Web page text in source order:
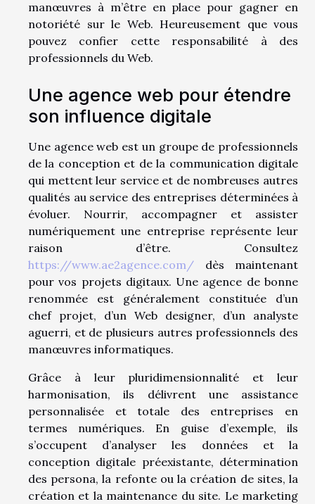
manœuvres à m’être en place pour gagner en
notoriété sur le Web. Heureusement que vous
pouvez confier cette responsabilité à des
professionnels du Web.
Une agence web pour étendre
son influence digitale
Une agence web est un groupe de professionnels
de la conception et de la communication digitale
qui mettent leur service et de nombreuses autres
qualités au service des entreprises déterminées à
évoluer. Nourrir, accompagner et assister
numériquement une entreprise représente leur
raison d’être. Consultez
https://www.ae2agence.com/ dès maintenant
pour vos projets digitaux. Une agence de bonne
renommée est généralement constituée d’un
chef projet, d’un Web designer, d’un analyste
aguerri, et de plusieurs autres professionnels des
manœuvres informatiques.
Grâce à leur pluridimensionnalité et leur
harmonisation, ils délivrent une assistance
personnalisée et totale des entreprises en
termes numériques. En guise d’exemple, ils
s’occupent d’analyser les données et la
conception digitale préexistante, détermination
des persona, la refonte ou la création de sites, la
création et la maintenance du site. Le marketing